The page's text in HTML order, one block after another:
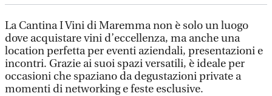
La Cantina I Vini di Maremma non è solo un luogo
dove acquistare vini d’eccellenza, ma anche una
location perfetta per eventi aziendali, presentazioni e
incontri. Grazie ai suoi spazi versatili, è ideale per
occasioni che spaziano da degustazioni private a
momenti di networking e feste esclusive.